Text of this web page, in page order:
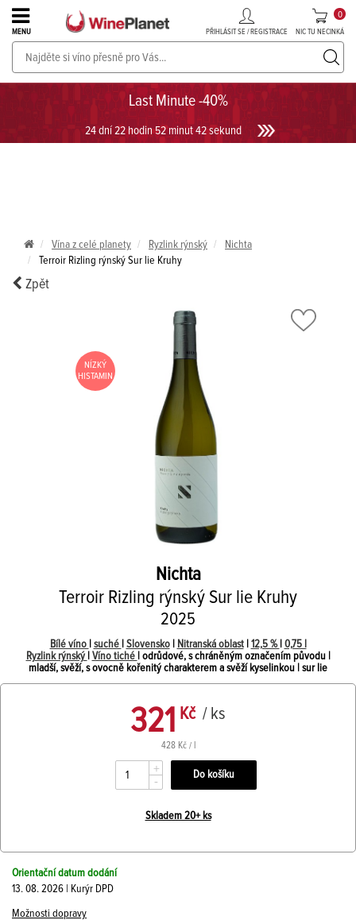
Last Minute -40%
24 dní 22 hodin 52 minut 42 sekund
MENU PŘIHLÁSIT SE / REGISTRACE NIC TU NECINKÁ
0
PROSECCO v akci až do -30%!UKÁZAT PROSECCO
Vína z celé planety Ryzlink rýnský
Nichta
Terroir Rizling rýnský Sur lie Kruhy
Zpět
NÍZKÝ
HISTAMIN
Nichta
Terroir Rizling rýnský Sur lie Kruhy
2025
Bílé víno suché Slovensko| Nitranská oblast| 12,5 % 0,75 l
Ryzlink rýnský Víno tiché
| odrůdové, s chráněným označením původu |
mladší, svěží, s ovocně kořenitý charakterem a svěží kyselinkou | sur lie
321 Kč / ks
428 Kč / l
+
-
Skladem 20+ ks
Orientační datum dodání
13. 08. 2026 | Kurýr DPD
Možnosti dopravy